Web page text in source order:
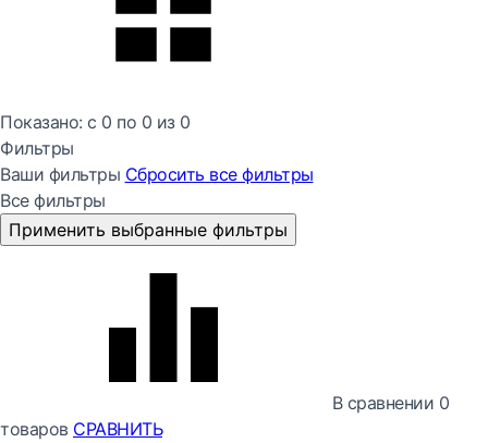
Показано: с 0 по 0 из 0
Фильтры
Ваши фильтры Сбросить все фильтры
Все фильтры
Применить выбранные фильтры
В сравнении 0
товаров СРАВНИТЬ